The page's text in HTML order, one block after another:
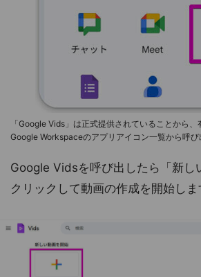
「Google Vids」は正式提供されていることから
Google Workspaceのアプリアイコン一覧から呼び
Google Vidsを呼び出したら「新し
クリックして動画の作成を開始しま